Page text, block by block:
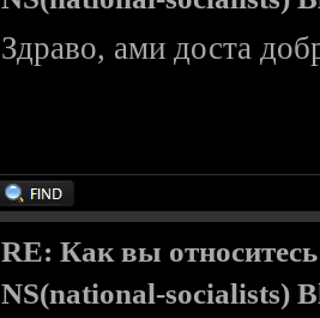
Здраво, ами доста
RE: Как вы
NS(national-socialists)